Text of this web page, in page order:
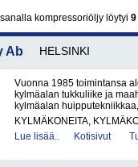
kompressoriöljy löytyi 9
Ab HELSINKI
Vuonna 1985 toimintansa
kylmäalan tukkuliike ja
kylmäalan
KYLMÄKONEITA,
Lue lisää..
Kotisivut